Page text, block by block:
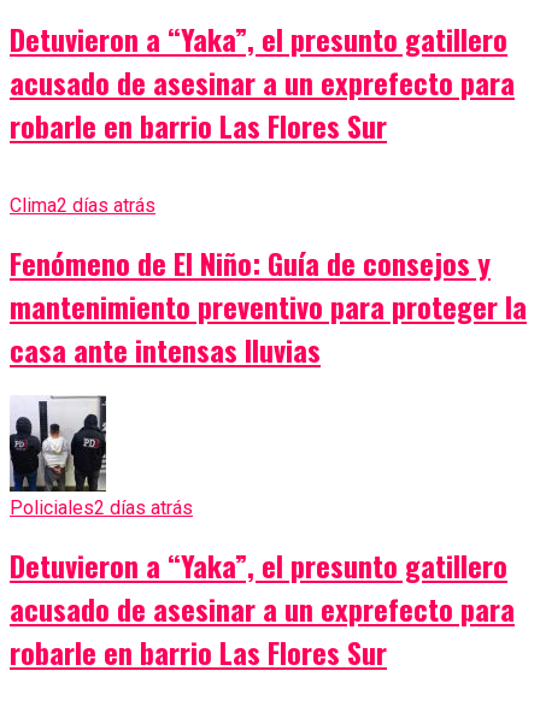
Detuvieron a “Yaka”, el presunto gatillero
acusado de asesinar a un exprefecto para
robarle en barrio Las Flores Sur
Clima2 días atrás
Fenómeno de El Niño: Guía de consejos y
mantenimiento preventivo para proteger la
casa ante intensas lluvias
Policiales2 días atrás
Detuvieron a “Yaka”, el presunto gatillero
acusado de asesinar a un exprefecto para
robarle en barrio Las Flores Sur